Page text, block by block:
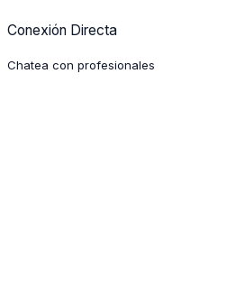
Conexión Directa
Chatea con profesionales